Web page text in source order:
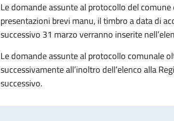
Le domande assunte al protocollo del
presentazioni brevi manu, il timbro a data di
successivo 31 marzo verranno inserite
Le domande assunte al protocollo comunale
successivamente all’inoltro dell’elenco alla
successivo.